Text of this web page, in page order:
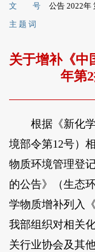
文 号
公告 2022年
主 题 词
关于增补《中
年第
根据《新化学
境部令第12号）
物质环境管理登
的公告》（生态
学物质增补列入
我部组织对相关
关行业协会及其